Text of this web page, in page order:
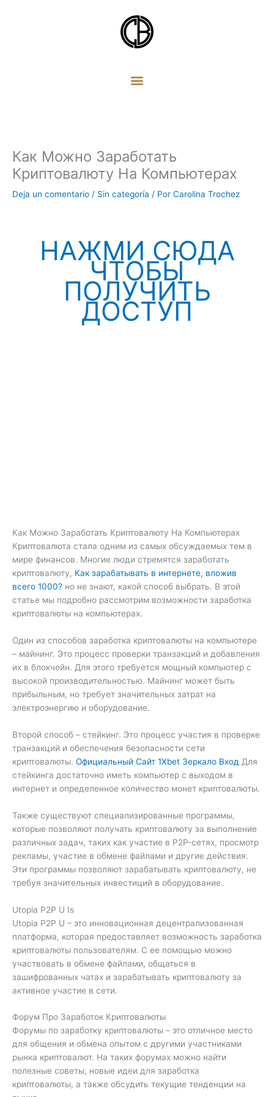
Как Можно Заработать
Криптовалюту На Компьютерах
Deja un comentario / Sin categoría / Por Carolina Trochez
НАЖМИ СЮДА
ЧТОБЫ
ПОЛУЧИТЬ
ДОСТУП
Как Можно Заработать Криптовалюту На Компьютерах
Криптовалюта стала одним из самых обсуждаемых тем в
мире финансов. Многие люди стремятся заработать
криптовалюту, Как зарабатывать в интернете, вложив
всего 1000? но не знают, какой способ выбрать. В этой
статье мы подробно рассмотрим возможности заработка
криптовалюты на компьютерах.
Один из способов заработка криптовалюты на компьютере
– майнинг. Это процесс проверки транзакций и добавления
их в блокчейн. Для этого требуется мощный компьютер с
высокой производительностью. Майнинг может быть
прибыльным, но требует значительных затрат на
электроэнергию и оборудование.
Второй способ – стейкинг. Это процесс участия в проверке
транзакций и обеспечения безопасности сети
криптовалюты. Официальный Сайт 1Xbet Зеркало Вход Для
стейкинга достаточно иметь компьютер с выходом в
интернет и определенное количество монет криптовалюты.
Также существуют специализированные программы,
которые позволяют получать криптовалюту за выполнение
различных задач, таких как участие в P2P-сетях, просмотр
рекламы, участие в обмене файлами и другие действия.
Эти программы позволяют зарабатывать криптовалюту, не
требуя значительных инвестиций в оборудование.
Utopia P2P U Is
Utopia P2P U – это инновационная децентрализованная
платформа, которая предоставляет возможность заработка
криптовалюты пользователям. С ее помощью можно
участвовать в обмене файлами, общаться в
зашифрованных чатах и зарабатывать криптовалюту за
активное участие в сети.
Форум Про Заработок Криптовалюты
Форумы по заработку криптовалюты – это отличное место
для общения и обмена опытом с другими участниками
рынка криптовалют. На таких форумах можно найти
полезные советы, новые идеи для заработка
криптовалюты, а также обсудить текущие тенденции на